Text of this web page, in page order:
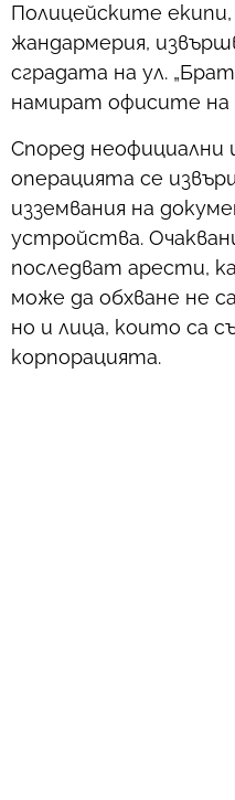
Полицейските
жандармерия,
сградата на ул.
намират офисите на
Според неофициални
операцията се
изземвания на
устройства.
последват арести,
може да обхване не
но и лица, които са
корпорацията.